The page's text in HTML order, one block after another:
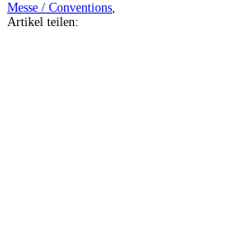
Messe / Conventions,
Artikel teilen: